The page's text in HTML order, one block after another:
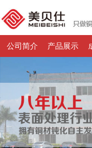
公司简介 产品展示